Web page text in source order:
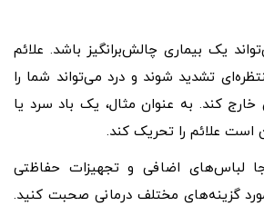
یک بیماری چالش‌برانگیز باشد. علائم
تشدید شوند و درد می‌تواند شما را
خارج کند. به عنوان مثال، یک باد سرد یا
علائم را تحریک کند.
لباس‌های اضافی و تجهیزات حفاظتی
گزینه‌های مختلف درمانی صحبت کنید.